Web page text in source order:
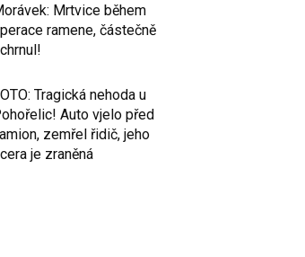
Mrtvice během
ramene, částečně
Tragická nehoda u
Auto vjelo před
zemřel řidič, jeho
je zraněná